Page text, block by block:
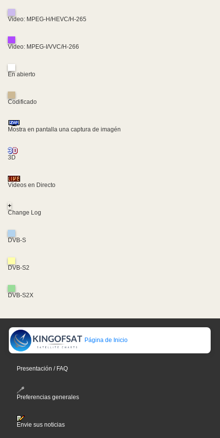
Video: MPEG-H/HEVC/H-265
Video: MPEG-I/VVC/H-266
En abierto
Codificado
Mostra en pantalla una captura de imagén
3D
Vídeos en Directo
+
Change Log
DVB-S
DVB-S2
DVB-S2X
Página de Inicio
Presentación / FAQ
Preferencias generales
Envie sus noticias